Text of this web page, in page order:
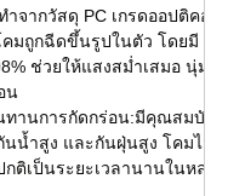
จากวัสดุ PC เกรดออปติคอล
มถูกฉีดขึ้นรูปในตัว โดยมี
ช่วยให้แสงสม่ำเสมอ นุ่ม
น
ทานการกัดกร่อน:มีคุณสมบัติ
น้ำสูง และกันฝุ่นสูง โคมไฟ
ติเป็นระยะเวลานานในหลาย